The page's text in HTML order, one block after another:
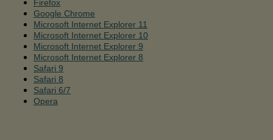
Firefox
Google Chrome
Microsoft Internet Explorer 11
Microsoft Internet Explorer 10
Microsoft Internet Explorer 9
Microsoft Internet Explorer 8
Safari 9
Safari 8
Safari 6/7
Opera